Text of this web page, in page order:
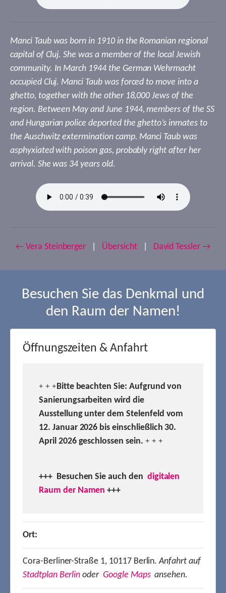
Manci Taub was born in 1910 in the Romanian regional
capital of Cluj. She was a member of the local Jewish
community. In March 1944 the German Wehrmacht
occupied Cluj. Manci Taub was forced to move into a
ghetto, together with the other 18,000 Jews of the
region. Between May and June 1944, members of the SS
and Hungarian police deported the ghetto’s inmates to
the Auschwitz extermination camp. Manci Taub was
asphyxiated with poison gas, probably right after her
arrival. She was 34 years old.
← Vera Steinberger Übersicht David Tessler →
Besuchen Sie das Denkmal und
den Raum der Namen!
Öffnungszeiten & Anfahrt
+ + +Bitte beachten Sie: Aufgrund von
Sanierungsarbeiten wird die
Ausstellung unter dem Stelenfeld vom
12. Januar 2026 bis einschließlich 30.
April 2026 geschlossen sein. + + +
+++ Besuchen Sie auch den digitalen
Raum der Namen +++
Ort:
Cora-Berliner-Straße 1, 10117 Berlin.Anfahrt auf
Stadtplan Berlin oder Google Mapsansehen.